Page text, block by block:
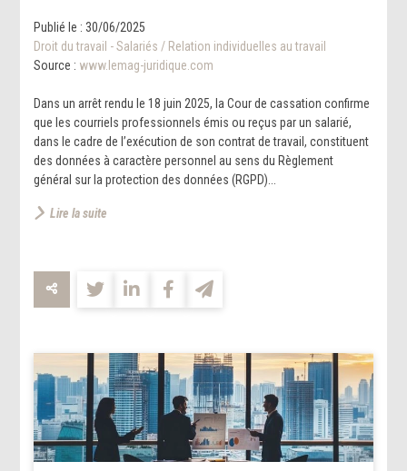
Publié le :30/06/2025
Droit du travail - Salariés / Relation individuelles au travail
Source : www.lemag-juridique.com
Dans un arrêt rendu le 18 juin 2025, la Cour de cassation confirme
que les courriels professionnels émis ou reçus par un salarié,
dans le cadre de l’exécution de son contrat de travail, constituent
des données à caractère personnel au sens du Règlement
général sur la protection des données (RGPD)...
Lire la suite